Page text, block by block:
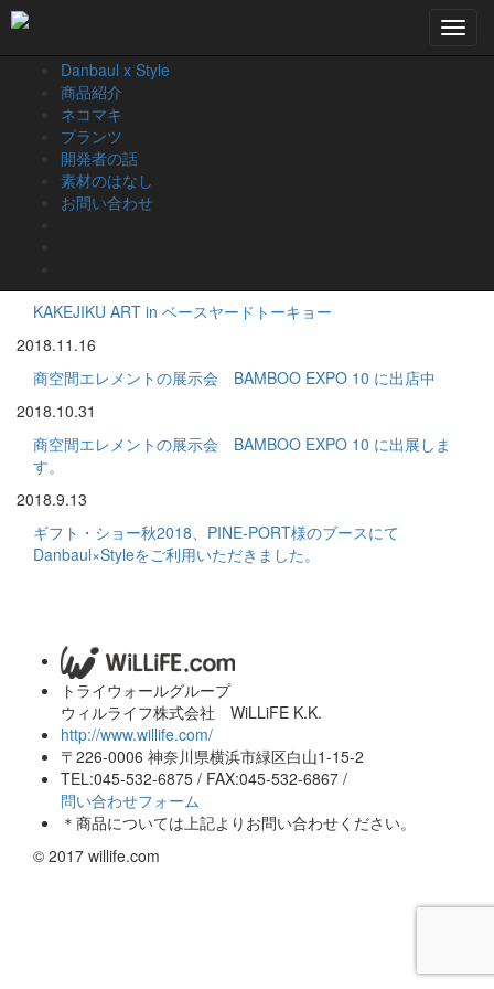
Danbaul x Style
商品紹介
ネコマキ
プランツ
開発者の話
素材のはなし
お問い合わせ
nekomaki
お知らせ
2021.2.8
KAKEJIKU ART in ベースヤードトーキョー
2018.11.16
商空間エレメントの展示会 BAMBOO EXPO 10 に出店中
2018.10.31
商空間エレメントの展示会 BAMBOO EXPO 10 に出展しま
す。
2018.9.13
ギフト・ショー秋2018、PINE-PORT様のブースにて
Danbaul×Styleをご利用いただきました。
トライウォールグループ
ウィルライフ株式会社 WiLLiFE K.K.
http://www.willife.com/
〒226-0006 神奈川県横浜市緑区白山1-15-2
TEL:045-532-6875 / FAX:045-532-6867 /
問い合わせフォーム
＊商品については上記よりお問い合わせください。
© 2017 willife.com